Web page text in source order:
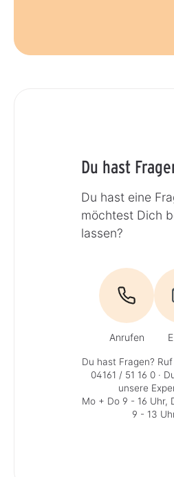
Du hast
Du hast eine
möchtest Dich
lassen?
Anrufen
Du hast Fragen?
04161 / 51 16 0·
unsere
Mo + Do 9 - 16 Uhr,
9 - 13